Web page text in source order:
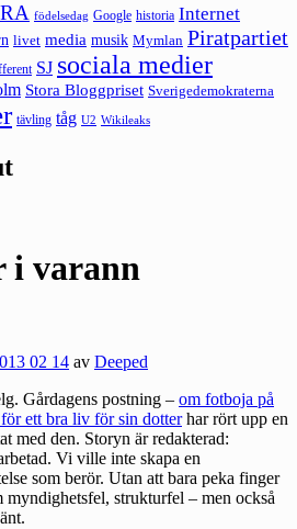
födelsedag Google historia Internet
livet media musik Mymlan Piratpartiet
SJ sociala medier
Stora Bloggpriset Sverigedemokraterna
tävling tåg U2 Wikileaks
i varann
02 14 av Deeped
Gårdagens postning – om fotboja på
ett bra liv för sin dotterhar rört upp en
med den. Storyn är redakterad:
Vi ville inte skapa en
som berör. Utan att bara peka finger
myndighetsfel, strukturfel – men också